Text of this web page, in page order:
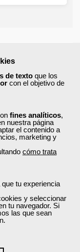
de texto que los
con el objetivo de
fines analíticos,
nuestra página
el contenido a
marketing y
cómo trata
tu experiencia
y seleccionar
tu navegador. Si
las que sean
hay plazas
Si ya
y filtra tu
ajusten a tu